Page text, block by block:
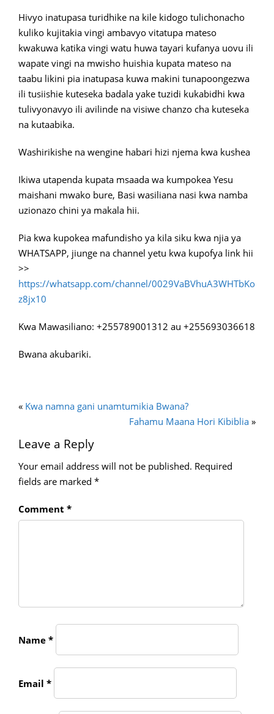
Hivyo inatupasa turidhike na kile kidogo tulichonacho
kuliko kujitakia vingi ambavyo vitatupa mateso
kwakuwa katika vingi watu huwa tayari kufanya uovu ili
wapate vingi na mwisho huishia kupata mateso na
taabu likini pia inatupasa kuwa makini tunapoongezwa
ili tusiishie kuteseka badala yake tuzidi kukabidhi kwa
tulivyonavyo ili avilinde na visiwe chanzo cha kuteseka
na kutaabika.
Washirikishe na wengine habari hizi njema kwa kushea
Ikiwa utapenda kupata msaada wa kumpokea Yesu
maishani mwako bure, Basi wasiliana nasi kwa namba
uzionazo chini ya makala hii.
Pia kwa kupokea mafundisho ya kila siku kwa njia ya
WHATSAPP, jiunge na channel yetu kwa kupofya link hii
>>
https://whatsapp.com/channel/0029VaBVhuA3WHTbKo
z8jx10
Kwa Mawasiliano: +255789001312 au +255693036618
Bwana akubariki.
« Kwa namna gani unamtumikia Bwana?
Fahamu Maana Hori Kibiblia »
Leave a Reply
Your email address will not be published. Required
fields are marked *
Comment *
Name *
Email *